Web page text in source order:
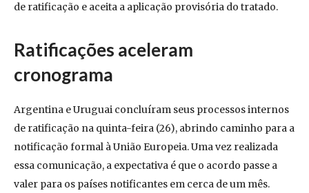
de ratificação e aceita a aplicação provisória do tratado.
Ratificações aceleram
cronograma
Argentina e Uruguai concluíram seus processos internos
de ratificação na quinta-feira (26), abrindo caminho para a
notificação formal à União Europeia. Uma vez realizada
essa comunicação, a expectativa é que o acordo passe a
valer para os países notificantes em cerca de um mês.